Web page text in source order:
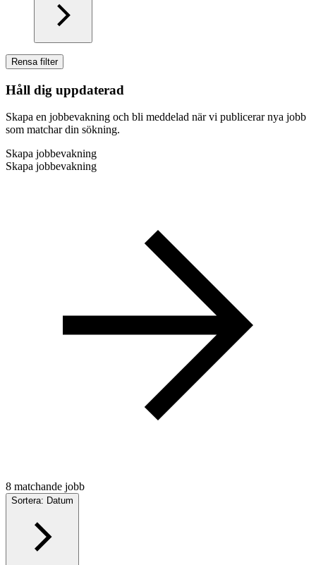
Rensa filter
Håll dig uppdaterad
Skapa en jobbevakning och bli meddelad när vi publicerar nya jobb
som matchar din sökning.
Skapa jobbevakning
Skapa jobbevakning
8 matchande jobb
Sortera: Datum